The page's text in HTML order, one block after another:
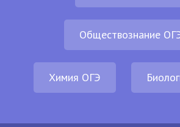
Обществознание
Химия ОГЭ